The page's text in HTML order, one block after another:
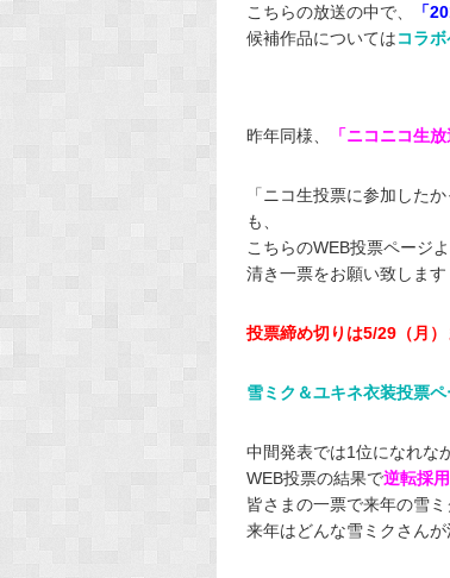
こちらの放送の中で、 「
候補作品についてはコラ
昨年同様、 「ニコニコ生
「ニコ生投票に参加した
も、
こちらのWEB投票ページ
清き一票をお願い致します
投票締め切りは5/29（月）
雪ミク＆ユキネ衣装投票
中間発表では1位になれな
WEB投票の結果で逆転採用
皆さまの一票で来年の雪ミ
来年はどんな雪ミクさんが